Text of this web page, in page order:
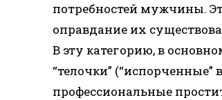
потребностей мужчины.
оправдание их
В эту категорию, в
“телочки”
профессиональные